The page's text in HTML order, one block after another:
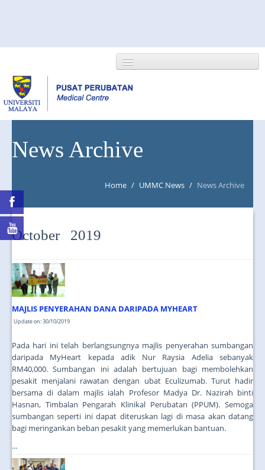
NEWS/EVENTS
News Archive
Home / UMMC News / News Archive
October 2019
MAJLIS PENYERAHAN DANA DARIPADA MYHEART
Update on: 30/10/2019
Pada hari ini telah berlangsungnya majlis penyerahan sumbangan
daripada MyHeart kepada adik Nur Raysia Adelia sebanyak
RM40,000. Sumbangan ini adalah bertujuan bagi membolehkan
pesakit menjalani rawatan dengan ubat Eculizumab. Turut hadir
bersama di dalam majlis ialah Profesor Madya Dr. Nazirah binti
Hasnan, Timbalan Pengarah Klinikal Perubatan (PPUM). Semoga
sumbangan seperti ini dapat diteruskan lagi di masa akan datang
bagi meringankan beban pesakit yang memerlukan bantuan.
...